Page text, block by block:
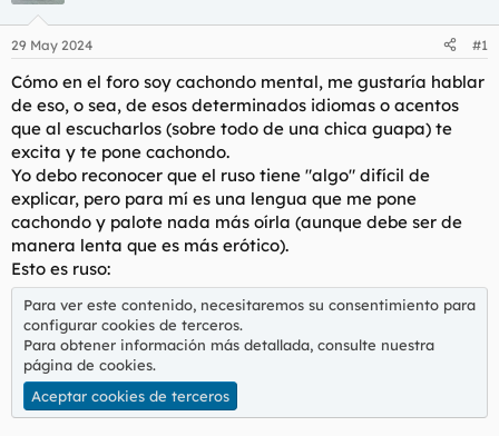
a
d
o
d
e
l
t
e
m
a
e
i
c
i
o
29 May 2024 #1
Cómo en el foro soy cachondo mental, me gustaría hablar
de eso, o sea, de esos determinados idiomas o acentos
que al escucharlos (sobre todo de una chica guapa) te
excita y te pone cachondo.
Yo debo reconocer que el ruso tiene "algo" difícil de
explicar, pero para mí es una lengua que me pone
cachondo y palote nada más oírla (aunque debe ser de
manera lenta que es más erótico).
Esto es ruso:
Para ver este contenido, necesitaremos su consentimiento para
configurar cookies de terceros.
Para obtener información más detallada, consulte nuestra
página de cookies.
Aceptar cookies de terceros